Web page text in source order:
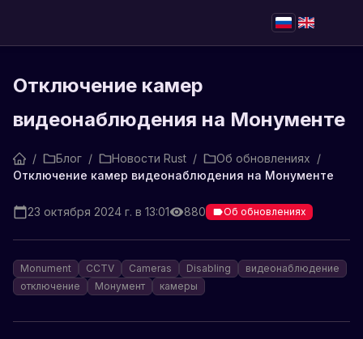
Отключение камер
видеонаблюдения на Монументе
/ Блог / Новости Rust / Об обновлениях /
Отключение камер видеонаблюдения на Монументе
23 октября 2024 г. в 13:01 880 Об обновлениях
Monument CCTV Cameras Disabling
видеонаблюдение
отключение
Монумент камеры